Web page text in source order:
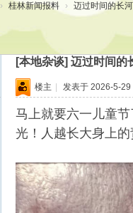
› 桂林新闻报料 › 迈过时间的长
[本地杂谈] 迈过时间的
楼主 | 发表于 2026-5-
马上就要六一儿童
光！人越长大身上